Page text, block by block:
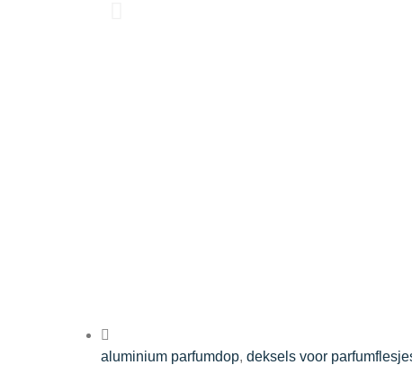
aluminium parfumdop, deksels voor